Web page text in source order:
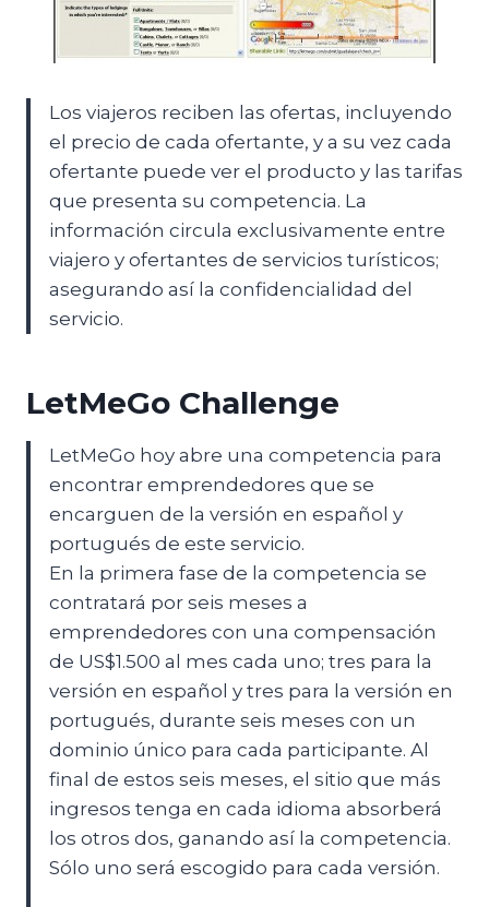
Los viajeros reciben las ofertas, incluyendo
el precio de cada ofertante, y a su vez cada
ofertante puede ver el producto y las tarifas
que presenta su competencia. La
información circula exclusivamente entre
viajero y ofertantes de servicios turísticos;
asegurando así la confidencialidad del
servicio.
LetMeGo Challenge
LetMeGo hoy abre una competencia para
encontrar emprendedores que se
encarguen de la versión en español y
portugués de este servicio.
En la primera fase de la competencia se
contratará por seis meses a
emprendedores con una compensación
de US$1.500 al mes cada uno; tres para la
versión en español y tres para la versión en
portugués, durante seis meses con un
dominio único para cada participante. Al
final de estos seis meses, el sitio que más
ingresos tenga en cada idioma absorberá
los otros dos, ganando así la competencia.
Sólo uno será escogido para cada versión.